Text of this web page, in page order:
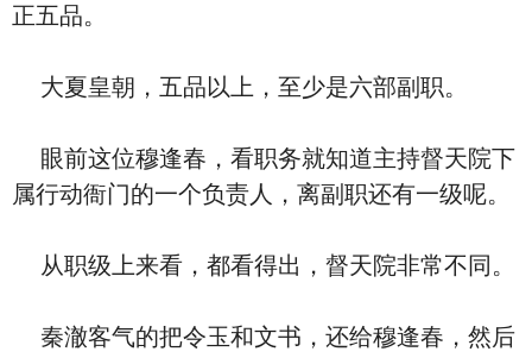
正五品。
大夏皇朝，五品以上，至少是六部副职。
眼前这位穆逢春，看职务就知道主持督天院下
属行动衙门的一个负责人，离副职还有一级呢。
从职级上来看，都看得出，督天院非常不同。
秦澈客气的把令玉和文书，还给穆逢春，然后